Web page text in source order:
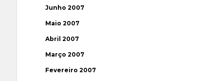
Junho 2007
Maio 2007
Abril 2007
Março 2007
Fevereiro 2007